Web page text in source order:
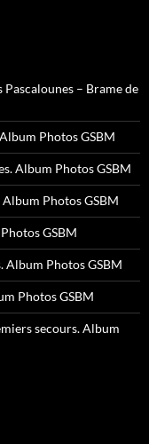
– Brame de
Photos GSBM
Album Photos GSBM
Photos GSBM
GSBM
Album Photos GSBM
Photos GSBM
secours. Album